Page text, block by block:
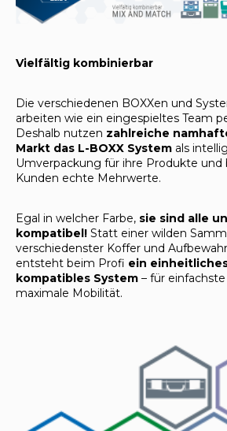
Vielfältig kombinierbar
Die verschiedenen BOXXen und
arbeiten wie ein eingespieltes Team
Deshalb nutzen zahlreiche
Markt das L-BOXX System als
Umverpackung für ihre Produkte und
Kunden echte Mehrwerte.
Egal in welcher Farbe, sie sind alle
kompatibel! Statt einer wilden
verschiedenster Koffer und
entsteht beim Profi ein
kompatibles System – für
maximale Mobilität.